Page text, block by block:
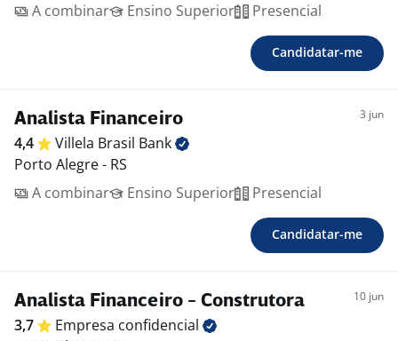
A combinar
Ensino Superior Presencial
Candidatar-me
Analista Financeiro 3 jun
4,4 Villela Brasil Bank
Porto Alegre - RS
A combinar
Ensino Superior Presencial
Candidatar-me
Analista Financeiro - Construtora 10 jun
3,7 Empresa confidencial